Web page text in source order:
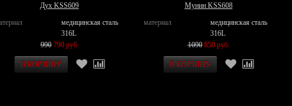
Дух KSS609
медицинская сталь
316L
990 790 руб.
Мунин KSS608
материал
медицинская сталь
316L
1090 850 руб.